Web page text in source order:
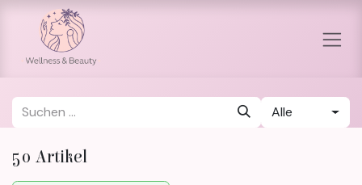
Zum Inhalt springen
Alle
50 Artikel